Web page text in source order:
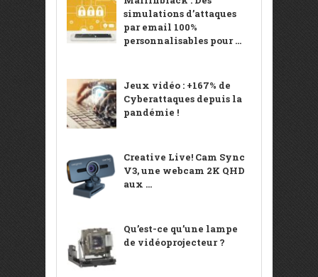
simulations d’attaques
par email 100%
personnalisables pour ...
Jeux vidéo : +167% de
Cyberattaques depuis la
pandémie !
Creative Live! Cam Sync
V3, une webcam 2K QHD
aux ...
Qu’est-ce qu’une lampe
de vidéoprojecteur ?